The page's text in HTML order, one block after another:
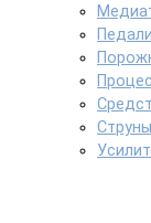
Струны